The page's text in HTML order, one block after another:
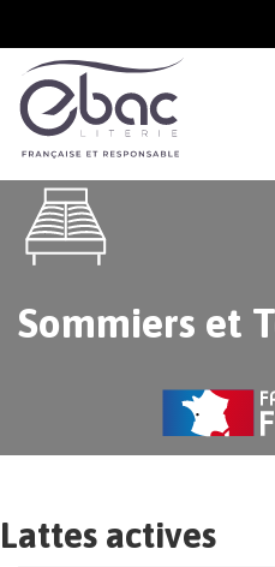
Sommiers et
Lattes actives